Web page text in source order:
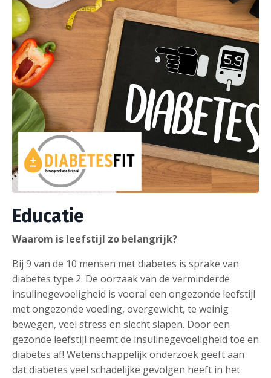
Educatie
Waarom is leefstijl zo belangrijk?
Bij 9 van de 10 mensen met diabetes is sprake van
diabetes type 2. De oorzaak van de verminderde
insulinegevoeligheid is vooral een ongezonde leefstijl
met ongezonde voeding, overgewicht, te weinig
bewegen, veel stress en slecht slapen. Door een
gezonde leefstijl neemt de insulinegevoeligheid toe en
diabetes af! Wetenschappelijk onderzoek geeft aan
dat diabetes veel schadelijke gevolgen heeft in het